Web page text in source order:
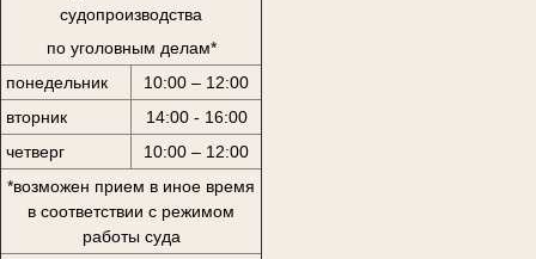
судопроизводства
по уголовным делам*
понедельник
10:00 – 12:00
вторник
14:00 - 16:00
четверг
10:00 – 12:00
*возможен прием в иное время
в соответствии с режимом
работы суда